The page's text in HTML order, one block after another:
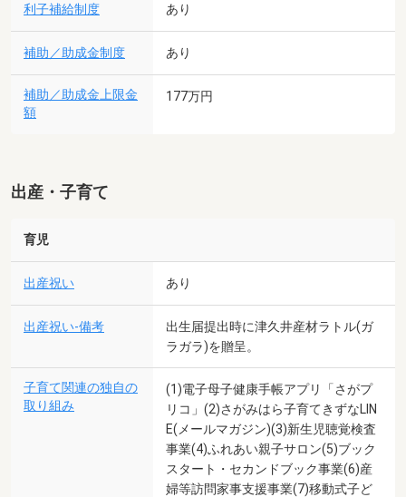
利子補給制度 あり
補助／助成金制度 あり
補助／助成金上限金
額
177万円
出産・子育て
育児
出産祝い あり
出産祝い-備考
出生届提出時に津久井産材ラトル(ガ
ラガラ)を贈呈。
子育て関連の独自の
取り組み
(1)電子母子健康手帳アプリ「さがプ
リコ」(2)さがみはら子育てきずなLIN
E(メールマガジン)(3)新生児聴覚検査
事業(4)ふれあい親子サロン(5)ブック
スタート・セカンドブック事業(6)産
婦等訪問家事支援事業(7)移動式子ど